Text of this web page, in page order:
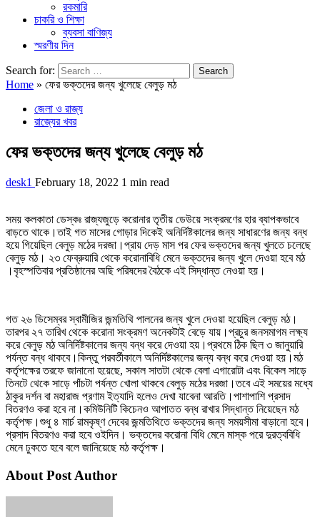
রকমারি
চাকরি ও শিক্ষা
ব্যবসা বাণিজ্য
স্মরণীয় দিন
Search for:
Home » ফের ভক্তদের জন্য খুলেছে বেলুড় মঠ
জেলা ও রাজ্য
রাজ্যের খবর
ফের ভক্তদের জন্য খুলেছে বেলুড় মঠ
desk1 February 18, 2022 1 min read
সময় কলকাতা ডেস্কঃ রাজ্যজুড়ে করোনার তৃতীয় ডেউয়ে সংক্রমণের হার ব্যাপকভাবে
বাড়তে থাকে।তাই গত মাসের গোড়ার দিকেই অনির্দিষ্টকালের জন্য সাধারণের জন্য বন্ধ
হয়ে গিয়েছিল বেলুড় মঠের দরজা।প্রায় দেড় মাস পর ফের ভক্তদের জন্য খুলতে চলেছে
বেলুড় মঠ। ২৩ ফেব্রুয়ারি থেকে করোনাবিধি মেনে ভক্তদের জন্য খুলে দেওয়া হবে মঠ
।বৃহস্পতিবার প্রতিষ্ঠানের অছি পরিষদের বৈঠকে এই সিদ্ধান্ত নেওয়া হয়।
গত ২৬ ডিসেম্বর স্বামীজির জন্মতিথি পালনের জন্য খুলে দেওয়া হয়েছিল বেলুড় মঠ।
তারপর ২৭ তারিখ থেকে করোনা সংক্রমণ অনেকটাই বেড়ে যায়।প্রচুর জনসমাগম লক্ষ্য
করে বেলুড় মঠ অনির্দিষ্টকালের জন্য বন্ধ করে দেওয়া হয়।প্রথমে ঠিক ছিল ৩ জানুয়ারি
পর্যন্ত বন্ধ থাকবে।কিন্তু পরবর্তীকালে অনির্দিষ্টকালের জন্য বন্ধ করে দেওয়া হয়।মঠ
কর্তৃপক্ষের তরফে জানানো হয়েছে, সকাল সাতটা থেকে বেলা এগারোটা এবং বিকেল সাড়ে
তিনটে থেকে সাড়ে পাঁচটা পর্যন্ত খোলা থাকবে বেলুড় মঠের দরজা।তবে এই সময়ের মধ্যে
ঠাকুর দর্শন বা মহারাজ প্রণাম ইত্যাদি হলেও দেখা যাবেনা আরতি।পাশাপাশি প্রসাদ
বিতরণও করা হবে না।কমিউনিটি কিচেনও আপাতত বন্ধ রাখার সিদ্ধান্ত নিয়েছেন মঠ
কর্তৃপক্ষ।শুধু ৪ মার্চ রামকৃষ্ণ দেবের জন্মতিথিতে ভক্তদের জন্য সময়সীমা বাড়ানো হবে।
প্রসাদ বিতরণও করা হবে ওইদিন। ভক্তদের করোনা বিধি মেনে মাস্ক পরে দুরত্ববিধি
মেনে ঢুকতে হবে বলে জানিয়েছে মঠ কর্তৃপক্ষ।
About Post Author